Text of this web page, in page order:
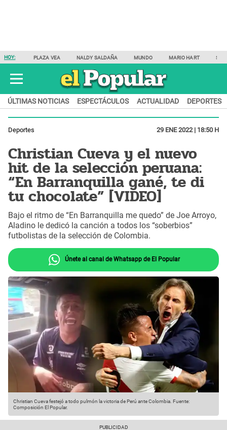
HOY: PLAZA VEA NALDY SALDAÑA MUNDO MARIO HART
ÚLTIMAS NOTICIAS ESPECTÁCULOS ACTUALIDAD DEPORTES
Deportes 29 ENE 2022 | 18:50 H
Christian Cueva y el nuevo
hit de la selección peruana:
“En Barranquilla gané, te di
tu chocolate” [VIDEO]
Bajo el ritmo de “En Barranquilla me quedo” de Joe Arroyo,
Aladino le dedicó la canción a todos los “soberbios”
futbolistas de la selección de Colombia.
Únete al canal de Whatsapp de El Popular
Christian Cueva festejó a todo pulmón la victoria de Perú ante Colombia. Fuente:
Composición El Popular.